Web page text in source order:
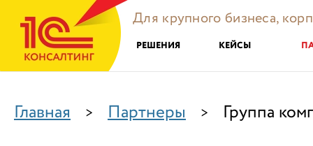
Для крупного бизнеса,
РЕШЕНИЯ КЕЙСЫ
Главная > Партнеры > Группа